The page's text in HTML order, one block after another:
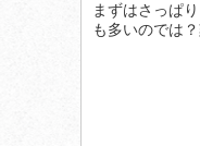
まずはさっぱ
も多いのでは